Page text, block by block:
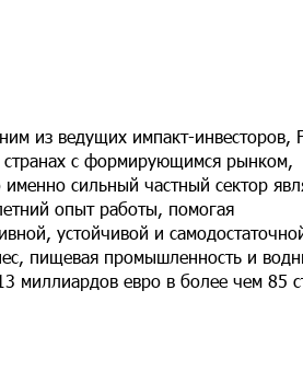
из ведущих импакт-инвесторов,
странах с формирующимся рынком,
сильный частный сектор
опыт работы, помогая
устойчивой и
пищевая промышленность и
миллиардов евро в более чем 85